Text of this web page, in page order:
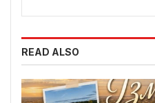
READ ALSO